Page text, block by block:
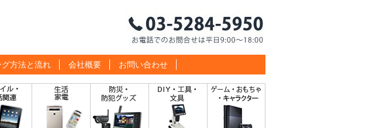
方法と流れ 会社概要 お問い合わせ